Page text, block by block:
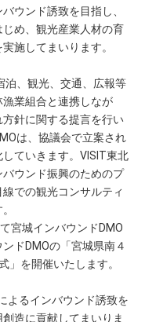
ウンド誘致を目指し、
め、観光産業人材の育
施してまいります。
泊、観光、交通、広報等
業組合と連携しなが
針に関する提言を行い
は、協議会で立案され
ていきます。VISIT東北
ウンド振興のためのプ
での観光コンサルティ
宮城インバウンドDMO
ドDMOの「宮城県南４
」を開催いたします。
よるインバウンド誘致を
造に貢献してまいりま